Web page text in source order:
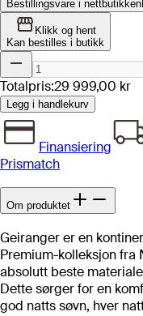
Bestillingsvare i nettbutikken
Klikk og hent
Kan bestilles i butikk
Totalpris:29 999,00 kr
Legg i handlekurv
Finansiering
Prismatch
Om produktet
Geiranger er en
Premium-kolleksjon fra
absolutt beste
Dette sørger for en
god natts søvn, hver